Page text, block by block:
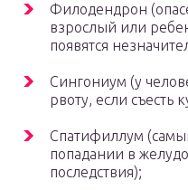
Филодендрон
взрослый или
появятся
Сингониум (у
рвоту, если съесть
Спатифиллум
попадании в
последствия);